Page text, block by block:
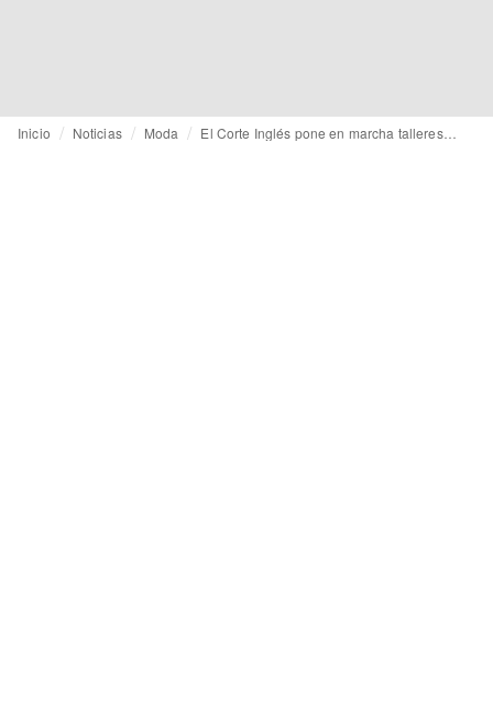
Inicio Noticias Moda El Corte Inglés pone en marcha talleres en moda sostenible y circularidad